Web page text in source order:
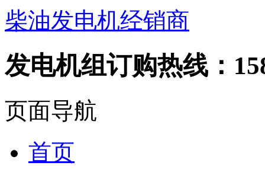
柴油发电机经销商
发电机组订购热线：
页面导航
首页